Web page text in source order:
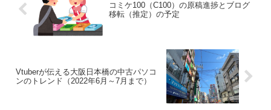
コミケ100（C100）の原稿進捗とブログ
移転（推定）の予定
Vtuberが伝える大阪日本橋の中古パソコ
ンのトレンド（2022年6月～7月まで）